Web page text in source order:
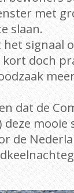
met
slaan.
signaal
kort doch
dat de
deze
de